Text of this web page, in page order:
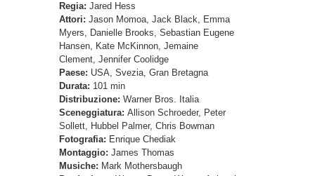
Regia: Jared Hess
Attori: Jason Momoa, Jack Black, Emma
Myers, Danielle Brooks, Sebastian Eugene
Hansen, Kate McKinnon, Jemaine
Clement, Jennifer Coolidge
Paese: USA, Svezia, Gran Bretagna
Durata: 101 min
Distribuzione: Warner Bros. Italia
Sceneggiatura: Allison Schroeder, Peter
Sollett, Hubbel Palmer, Chris Bowman
Fotografia: Enrique Chediak
Montaggio: James Thomas
Musiche: Mark Mothersbaugh